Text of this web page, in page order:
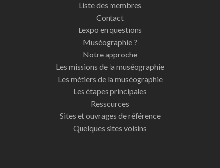
Liste des membres
Contact
L’expo en questions
Muséographie ?
Notre approche
Les missions de la muséographie
Les métiers de la muséographie
Les étapes principales
Ressources
Sites et ouvrages de référence
Quelques sites voisins